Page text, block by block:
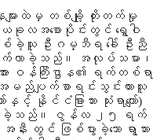
ားထဲမှ တစ်ချို့ တိုးတက်မှု
လအစောပိုင်းတွင် ရွှေဝါ
ြစ်ခဲ့သူ ဦးဂမ္ဘီရ ခေါ် ဦးညီ
က်လာခဲ့သည်။ အလုပ်သမား၊
း ဝန်ကြီးဌာန၏ ရက်တစ်ရာ
ပျက်စာရင်းသွင်းထားသူ
နှင့် နိုင်ငံခြားသား သုံးရာကျော်)
ပေးခဲ့သည်။ ဇွန်လ ၂၅ ရက်
း တွင် ဖြစ်ပွားခဲ့သော ရွာသား